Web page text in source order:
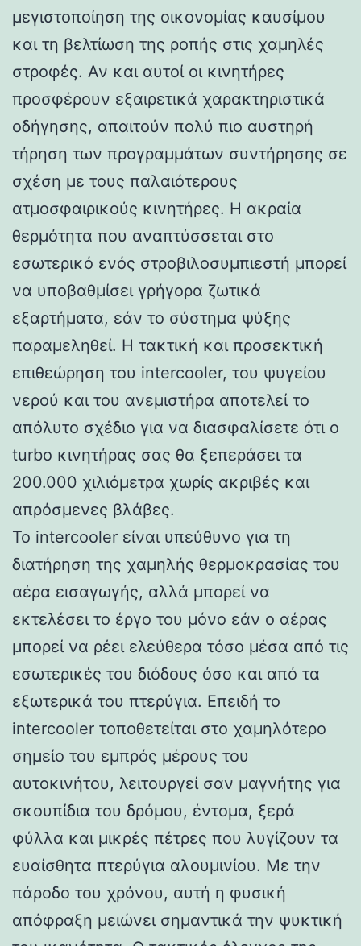
μεγιστοποίηση της οικονομίας καυσίμου
και τη βελτίωση της ροπής στις χαμηλές
στροφές. Αν και αυτοί οι κινητήρες
προσφέρουν εξαιρετικά χαρακτηριστικά
οδήγησης, απαιτούν πολύ πιο αυστηρή
τήρηση των προγραμμάτων συντήρησης σε
σχέση με τους παλαιότερους
ατμοσφαιρικούς κινητήρες. Η ακραία
θερμότητα που αναπτύσσεται στο
εσωτερικό ενός στροβιλοσυμπιεστή μπορεί
να υποβαθμίσει γρήγορα ζωτικά
εξαρτήματα, εάν το σύστημα ψύξης
παραμεληθεί. Η τακτική και προσεκτική
επιθεώρηση του intercooler, του ψυγείου
νερού και του ανεμιστήρα αποτελεί το
απόλυτο σχέδιο για να διασφαλίσετε ότι ο
turbo κινητήρας σας θα ξεπεράσει τα
200.000 χιλιόμετρα χωρίς ακριβές και
απρόσμενες βλάβες.
Το intercooler είναι υπεύθυνο για τη
διατήρηση της χαμηλής θερμοκρασίας του
αέρα εισαγωγής, αλλά μπορεί να
εκτελέσει το έργο του μόνο εάν ο αέρας
μπορεί να ρέει ελεύθερα τόσο μέσα από τις
εσωτερικές του διόδους όσο και από τα
εξωτερικά του πτερύγια. Επειδή το
intercooler τοποθετείται στο χαμηλότερο
σημείο του εμπρός μέρους του
αυτοκινήτου, λειτουργεί σαν μαγνήτης για
σκουπίδια του δρόμου, έντομα, ξερά
φύλλα και μικρές πέτρες που λυγίζουν τα
ευαίσθητα πτερύγια αλουμινίου. Με την
πάροδο του χρόνου, αυτή η φυσική
απόφραξη μειώνει σημαντικά την ψυκτική